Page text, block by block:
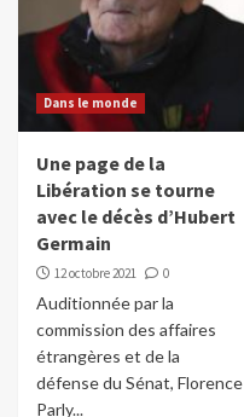
Dans le monde
Une page de la
Libération se tourne
avec le décès d’Hubert
Germain
12 octobre 2021 0
Auditionnée par la
commission des affaires
étrangères et de la
défense du Sénat, Florence
Parly...